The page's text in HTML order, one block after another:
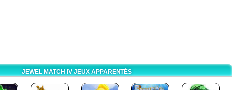
JEWEL MATCH IV JEUX APPARENTÉS